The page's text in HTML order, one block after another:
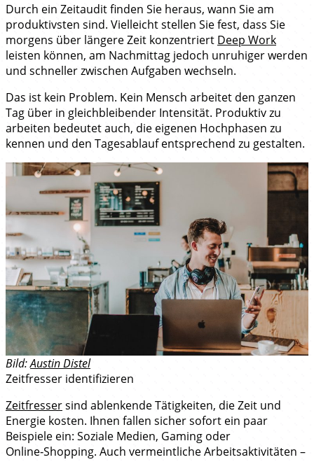
Durch ein Zeitaudit finden Sie heraus, wann Sie am
produktivsten sind. Vielleicht stellen Sie fest, dass Sie
morgens über längere Zeit konzentriert Deep Work
leisten können, am Nachmittag jedoch unruhiger werden
und schneller zwischen Aufgaben wechseln.
Das ist kein Problem. Kein Mensch arbeitet den ganzen
Tag über in gleichbleibender Intensität. Produktiv zu
arbeiten bedeutet auch, die eigenen Hochphasen zu
kennen und den Tagesablauf entsprechend zu gestalten.
Bild:Austin Distel
Zeitfresser identifizieren
Zeitfressersind ablenkende Tätigkeiten, die Zeit und
Energie kosten. Ihnen fallen sicher sofort ein paar
Beispiele ein: Soziale Medien, Gaming oder
Online‑Shopping. Auch vermeintliche Arbeitsaktivitäten –